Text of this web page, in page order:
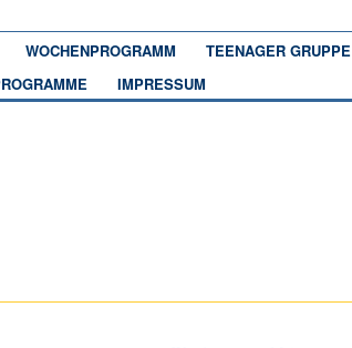
WOCHENPROGRAMM TEENAGER GRUPPE
IMPRESSUM